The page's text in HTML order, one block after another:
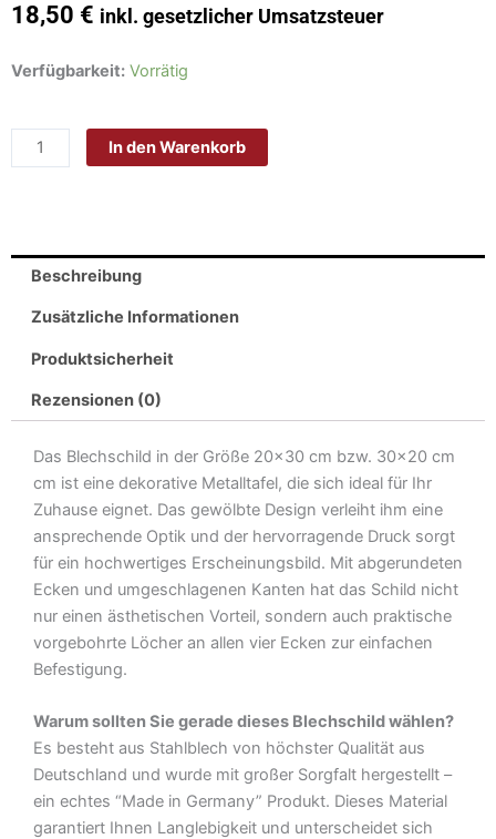
18,50 € inkl. gesetzlicher Umsatzsteuer
Verfügbarkeit: Vorrätig
Schild
Germany
keine
Sammlung
Irren
Deko
Schild
Menge
In den Warenkorb
Beschreibung
Zusätzliche Informationen
Produktsicherheit
Rezensionen (0)
Das Blechschild in der Größe 20×30 cm bzw. 30×20 cm
cm ist eine dekorative Metalltafel, die sich ideal für Ihr
Zuhause eignet. Das gewölbte Design verleiht ihm eine
ansprechende Optik und der hervorragende Druck sorgt
für ein hochwertiges Erscheinungsbild. Mit abgerundeten
Ecken und umgeschlagenen Kanten hat das Schild nicht
nur einen ästhetischen Vorteil, sondern auch praktische
vorgebohrte Löcher an allen vier Ecken zur einfachen
Befestigung.
Warum sollten Sie gerade dieses Blechschild wählen?
Es besteht aus Stahlblech von höchster Qualität aus
Deutschland und wurde mit großer Sorgfalt hergestellt –
ein echtes “Made in Germany” Produkt. Dieses Material
garantiert Ihnen Langlebigkeit und unterscheidet sich